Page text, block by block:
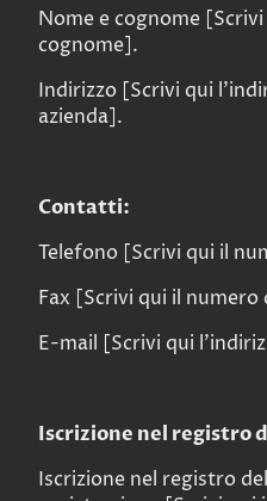
Nome e cognome
cognome].
Indirizzo [Scrivi qui
azienda].
Contatti:
Telefono [Scrivi qui il
Fax [Scrivi qui il numero
E-mail [Scrivi qui
Iscrizione nel registro
Iscrizione nel registro